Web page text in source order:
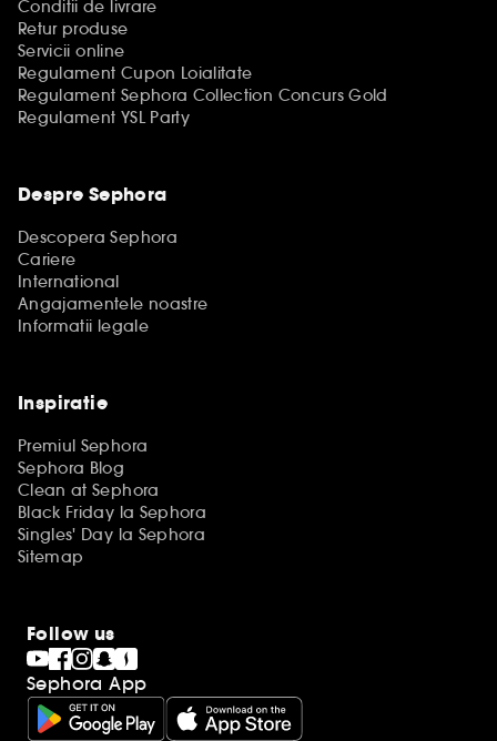
Conditii de livrare
Retur produse
Servicii online
Regulament Cupon Loialitate
Regulament Sephora Collection Concurs Gold
Regulament YSL Party
Despre Sephora
Descopera Sephora
Cariere
International
Angajamentele noastre
Informatii legale
Inspiratie
Premiul Sephora
Sephora Blog
Clean at Sephora
Black Friday la Sephora
Singles' Day la Sephora
Sitemap
Follow us
Sephora App